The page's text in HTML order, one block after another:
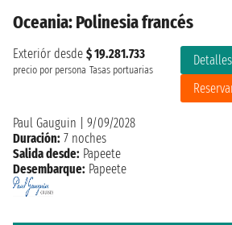
Oceania: Polinesia francés
Exteriór desde $ 19.281.733
precio por persona Tasas portuarias
Detalles
Paul Gauguin
9/09/2028
Duración: 7 noches
Salida desde: Papeete
Desembarque: Papeete